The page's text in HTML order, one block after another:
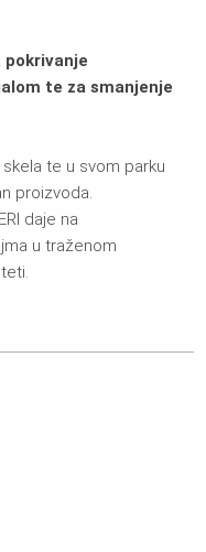
pokrivanje
te za smanjenje
te u svom parku
proizvoda.
daje na
u traženom